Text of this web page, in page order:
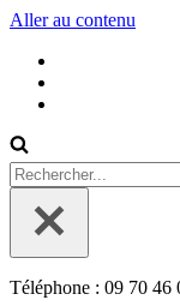
Aller au contenu
Rechercher...
Téléphone : 09 70